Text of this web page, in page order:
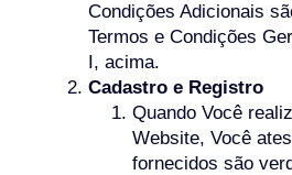
Condições Adicionais
Termos e Condições
I, acima.
Cadastro e Registro
Quando Você
Website, Você
fornecidos são